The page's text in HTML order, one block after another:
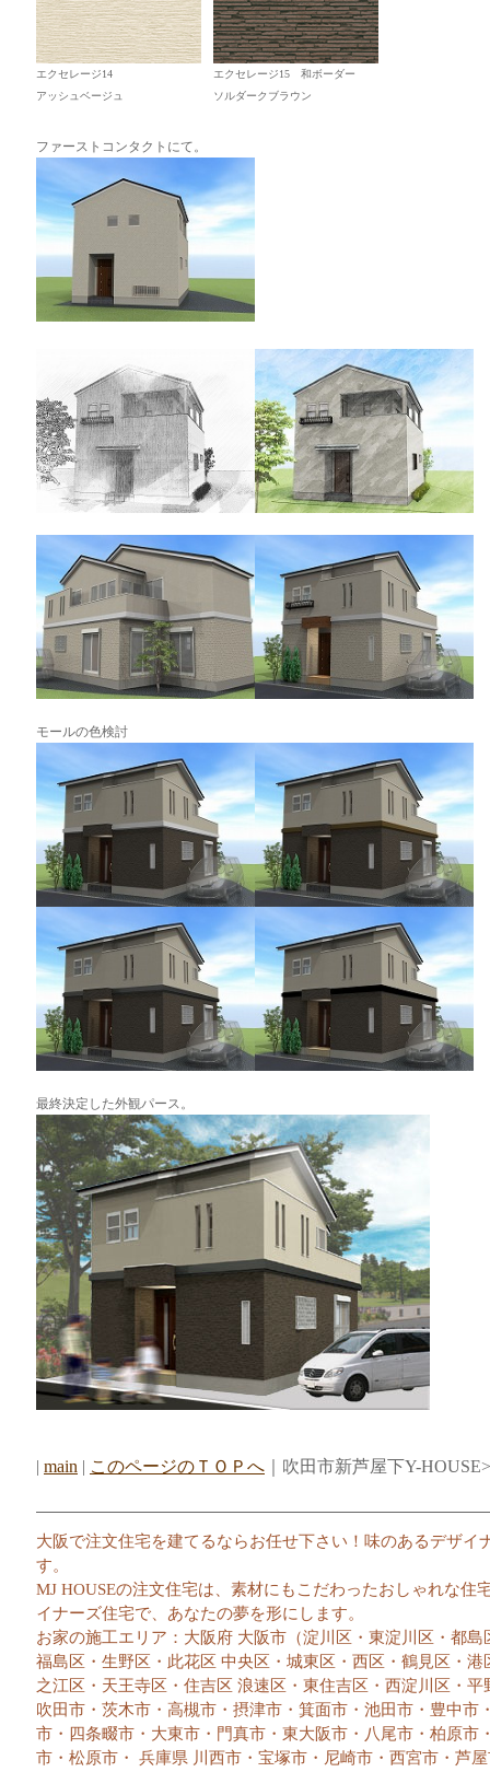
エクセレージ14
アッシュベージュ
エクセレージ15 和ボーダー
ソルダークブラウン
ファーストコンタクトにて。
モールの色検討
最終決定した外観パース。
| main | このページのＴＯＰへ ｜吹田市新芦屋下Y-
大阪で注文住宅を建てるならお任せ下さい！味のあるデザイ
す。
MJ HOUSEの注文住宅は、素材にもこだわったおしゃれな住
イナーズ住宅で、あなたの夢を形にします。
お家の施工エリア：大阪府 大阪市（淀川区・東淀川区・都
福島区・生野区・此花区 中央区・城東区・西区・鶴見区・
之江区・天王寺区・住吉区 浪速区・東住吉区・西淀川区・平
吹田市・茨木市・高槻市・摂津市・箕面市・池田市・豊中市
市・四条畷市・大東市・門真市・東大阪市・八尾市・柏原市
市・松原市・ 兵庫県 川西市・宝塚市・尼崎市・西宮市・芦